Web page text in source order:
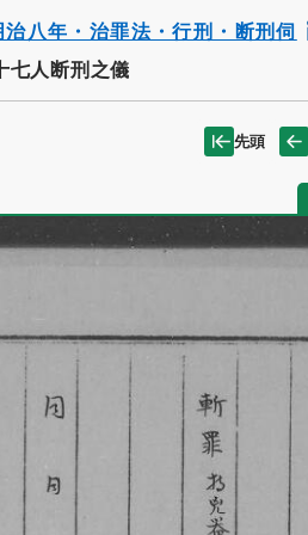
八年・治罪法・行刑・断刑伺
七人断刑之儀
先頭